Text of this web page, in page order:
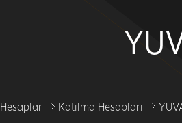
Hesaplar Katılma Hesapları